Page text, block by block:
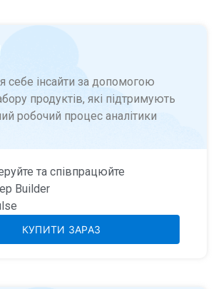
себе інсайти за допомогою
продуктів, які підтримують
робочий процес аналітики
та співпрацюйте
Builder
КУПИТИ ЗАРАЗ